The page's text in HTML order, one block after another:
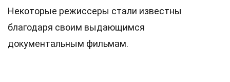
Некоторые режиссеры стали известны
благодаря своим выдающимся
документальным фильмам.